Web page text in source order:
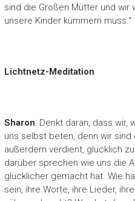
sind die Großen Mütter und wir
unsere Kinder kümmern muss.“
Lichtnetz-Meditation
Sharon: Denkt daran, dass wir,
uns selbst beten, denn wir sind
außerdem verdient, glücklich
darüber sprechen wie uns die
glücklicher gemacht hat. Wie
sein, ihre Worte, ihre Lieder,